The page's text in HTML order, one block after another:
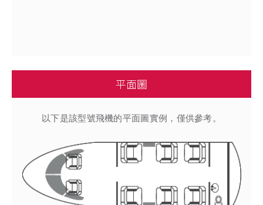
平面圖
以下是該型號飛機的平面圖實例，僅供參考。